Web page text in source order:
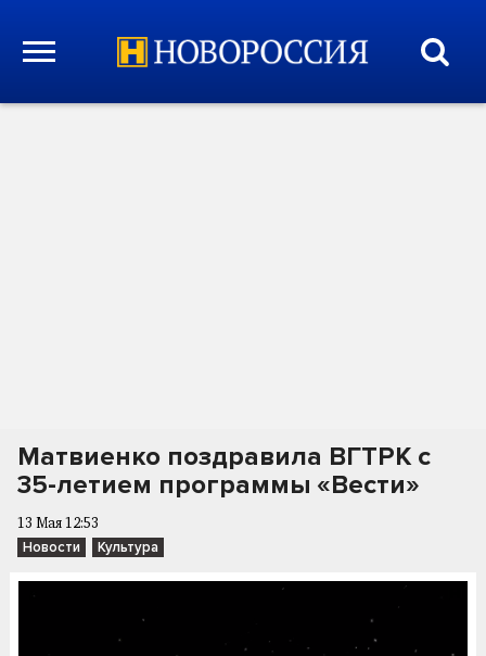
Матвиенко поздравила ВГТРК с
35-летием программы «Вести»
13 Мая 12:53
Новости Культура